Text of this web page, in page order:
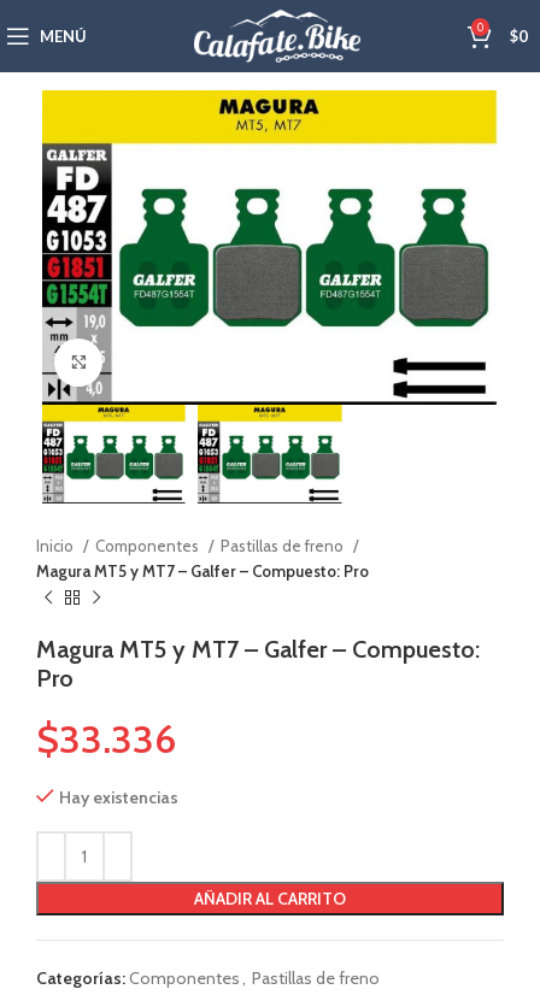
MENÚ 0 $0
Haga Click para agrandar
Inicio Componentes
Pastillas de freno
Magura MT5 y MT7 – Galfer – Compuesto: Pro
Magura MT5 y MT7 – Galfer – Compuesto:
Pro
$33.336
Hay existencias
AÑADIR AL CARRITO
Categorías:Componentes, Pastillas de freno